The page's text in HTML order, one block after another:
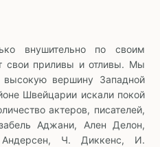
внушительно по своим
свои приливы и отливы. Мы
вершину Западной
Швейцарии искали покой
актеров, писателей,
Аджани, Ален Делон,
Ч. Диккенс, И.